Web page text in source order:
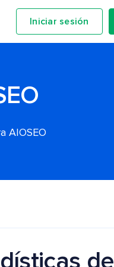
Iniciar sesión
AIOSEO
de